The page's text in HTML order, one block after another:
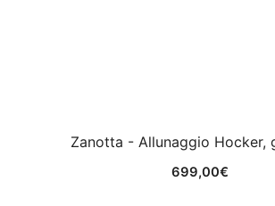
Zanotta - Allunaggio Hocker,
699,00€